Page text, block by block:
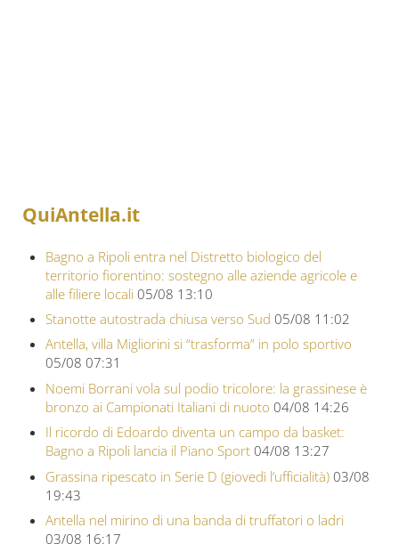
QuiAntella.it
Bagno a Ripoli entra nel Distretto biologico del
territorio fiorentino: sostegno alle aziende agricole e
alle filiere locali 05/08 13:10
Stanotte autostrada chiusa verso Sud 05/08 11:02
Antella, villa Migliorini si “trasforma” in polo sportivo
05/08 07:31
Noemi Borrani vola sul podio tricolore: la grassinese è
bronzo ai Campionati Italiani di nuoto 04/08 14:26
Il ricordo di Edoardo diventa un campo da basket:
Bagno a Ripoli lancia il Piano Sport 04/08 13:27
Grassina ripescato in Serie D (giovedì l’ufficialità) 03/08
19:43
Antella nel mirino di una banda di truffatori o ladri
03/08 16:17